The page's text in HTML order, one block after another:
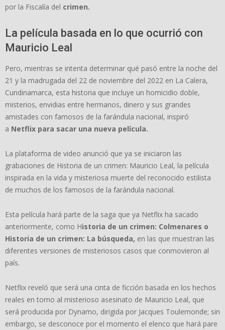
por la Fiscalía del crimen.
La película basada en lo que ocurrió con
Mauricio Leal
Pero, mientras se intenta determinar qué pasó entre la noche del
21 y la madrugada del 22 de noviembre del 2022 en La Calera,
Cundinamarca, esta historia que incluye un homicidio doble,
misterios, envidias entre hermanos, dinero y sus grandes
amistades con famosos de la farándula nacional, inspiró
a Netflix para sacar una nueva película.
La plataforma de video anunció que ya se iniciaron las
grabaciones de Historia de un crimen: Mauricio Leal, la película
inspirada en la vida y misteriosa muerte del reconocido estilista
de muchos de los famosos de la farándula nacional.
Esta película hará parte de la saga que ya Netflix ha sacado
anteriormente, como Historia de un crimen: Colmenares o
Historia de un crimen: La búsqueda, en las que muestran las
diferentes versiones de misteriosos casos que conmovieron al
país.
Netflix reveló que será una cinta de ficción basada en los hechos
reales en torno al misterioso asesinato de Mauricio Leal, que
será producida por Dynamo, dirigida por Jacques Toulemonde; sin
embargo, se desconoce por el momento el elenco que hará pare